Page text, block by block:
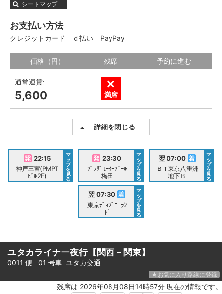
シートマップ
お支払い方法
クレジットカード ｄ払い PayPay
価格（円） 残席 予約に進む
通常運賃:
5,600 満席
詳細を閉じる
22:15
神戸三宮(PMPT
ﾋﾞﾙ2F)
マ
ッ
プ
を
見
る
23:30
ﾌﾟﾗｻﾞﾓｰﾀｰﾌﾟｰﾙ
梅田
マ
ッ
プ
を
見
る
翌 07:00
ＢＴ東京八重洲
地下Ｂ
マ
ッ
プ
を
見
る
翌 07:30
東京ﾃﾞｨｽﾞﾆｰﾗﾝ
ﾄﾞ
マ
ッ
プ
を
見
る
ユタカライナー夜行【関西－関東】
0011 便 01 号車 ユタカ交通
★お気に入り路線に登録
残席は 2026年08月08日14時57分 現在の情報です。